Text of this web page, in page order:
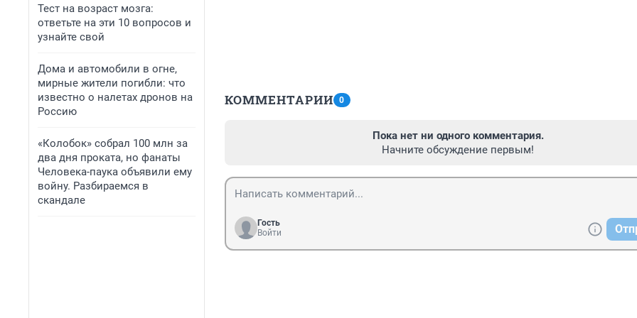
Тест на возраст мозга:
ответьте на эти 10 вопросов и
узнайте свой
Дома и автомобили в огне,
мирные жители погибли: что
известно о налетах дронов на
Россию
«Колобок» собрал 100 млн за
два дня проката, но фанаты
Человека-паука объявили ему
войну. Разбираемся в
скандале
КОММЕНТАРИИ 0
Пока нет ни одного комментария.
Начните обсуждение первым!
Гость
Войти